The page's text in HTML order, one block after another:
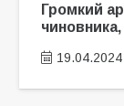
Громкий
19.04.2024